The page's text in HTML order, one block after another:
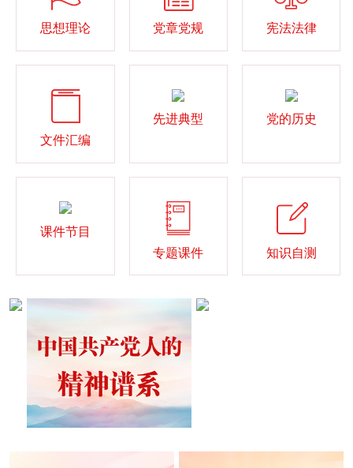
思想理论 党章党规 宪法法律
文件汇编
先进典型 党的历史
课件节目
专题课件
知识自测